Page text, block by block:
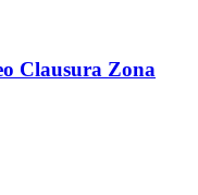
Clausura Zona